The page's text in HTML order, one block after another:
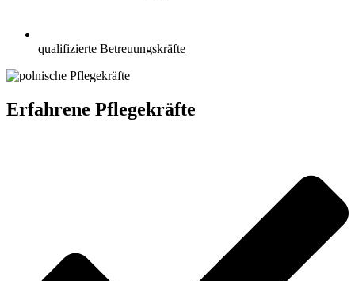
qualifizierte Betreuungskräfte
Erfahrene Pflegekräfte